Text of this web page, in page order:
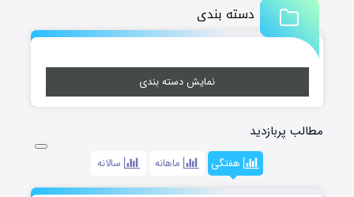
دسته بندی
نمایش دسته بندی
مطالب پربازدید
هفتگی ماهانه سالانه